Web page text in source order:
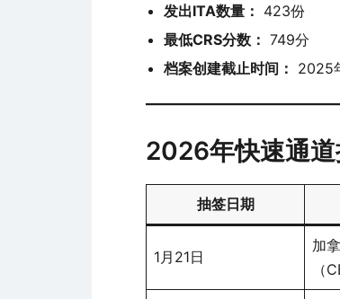
发出ITA数量： 423份
最低CRS分数： 749分
档案创建截止时间： 2025
2026年快速通
抽签日期
1月21日
加
（